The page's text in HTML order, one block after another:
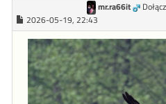
mr.ra66it
2026-05-19, 22:43